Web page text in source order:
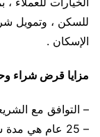
للسكن ، وتمويل
الإسكان .
مزايا قرض شراء
– التوافق مع
– 25 عام هي مدة سداد القرض .